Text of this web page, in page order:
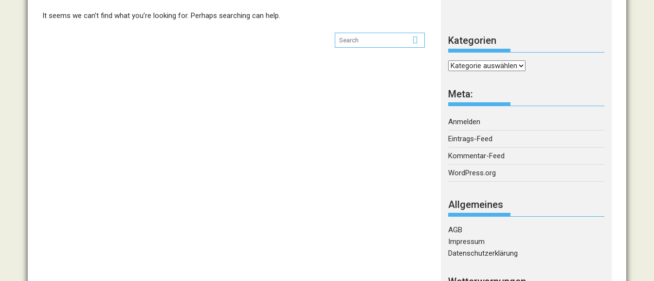
It seems we can’t find what you’re looking for. Perhaps searching can help.
Kategorien
Kategorien
Meta:
Anmelden
Eintrags-Feed
Kommentar-Feed
WordPress.org
Allgemeines
AGB
Impressum
Datenschutzerklärung